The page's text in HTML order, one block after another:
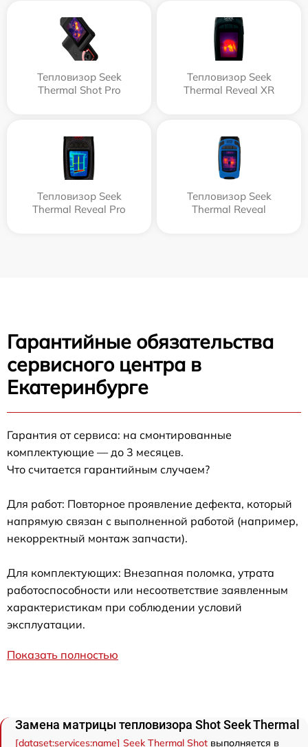
Тепловизор Seek
Thermal Shot Pro
Тепловизор Seek
Thermal Reveal XR
Тепловизор Seek
Thermal Reveal Pro
Тепловизор Seek
Thermal Reveal
Гарантийные обязательства
сервисного центра в
Екатеринбурге
Гарантия от сервиса: на смонтированные
комплектующие — до 3 месяцев.
Что считается гарантийным случаем?
Для работ: Повторное проявление дефекта, который
напрямую связан с выполненной работой (например,
некорректный монтаж запчасти).
Для комплектующих: Внезапная поломка, утрата
работоспособности или несоответствие заявленным
характеристикам при соблюдении условий
эксплуатации.
Показать полностью
Замена матрицы тепловизора Shot Seek Thermal
[dataset:services:name] Seek Thermal Shot выполняется в